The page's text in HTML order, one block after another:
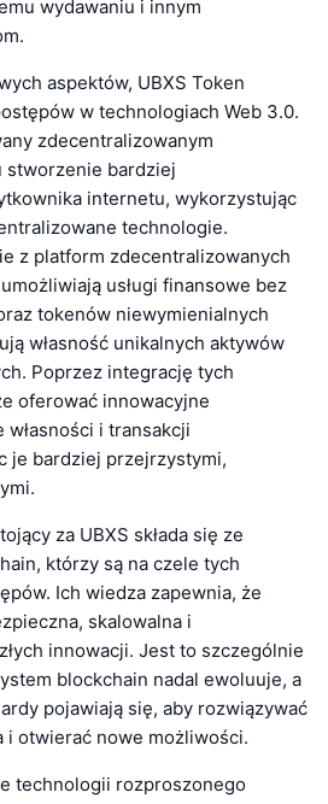
wydawaniu i innym
aspektów, UBXS Token
w technologiach Web 3.0.
zdecentralizowanym
stworzenie bardziej
internetu, wykorzystując
technologie.
z platform zdecentralizowanych
usługi finansowe bez
tokenów niewymienialnych
własność unikalnych aktywów
Poprzez integrację tych
oferować innowacyjne
i transakcji
je bardziej przejrzystymi,
za UBXS składa się ze
którzy są na czele tych
Ich wiedza zapewnia, że
skalowalna i
innowacji. Jest to szczególnie
blockchain nadal ewoluuje, a
pojawiają się, aby rozwiązywać
i otwierać nowe możliwości.
technologii rozproszonego